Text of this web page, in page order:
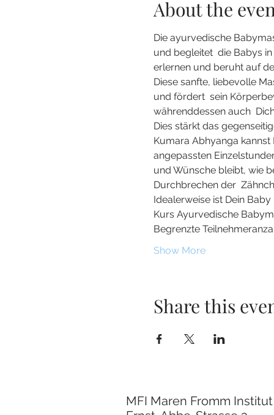
About the
Die ayurvedische
und begleitet  die Babys
erlernen und beruht auf
Diese sanfte, liebevolle
und fördert  sein
währenddessen auch
Dies stärkt das
Kumara Abhyanga
angepassten
und Wünsche bleibt, wie
Durchbrechen der
Idealerweise ist Dein
Kurs Ayurvedische
Begrenzte
Show More
Share this
MFI Maren Fromm Institut